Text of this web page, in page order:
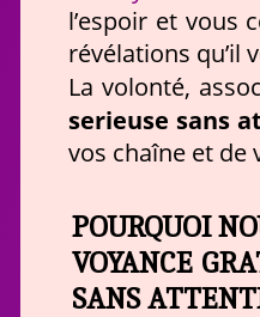
l’espoir et vous
révélations qu’il
La volonté,
serieuse sans
vos chaîne et de
POURQUOI
VOYANCE
SANS